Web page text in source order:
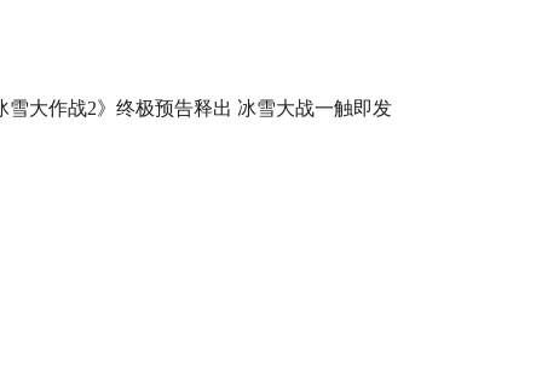
雪大作战2》终极预告释出 冰雪大战一触即发